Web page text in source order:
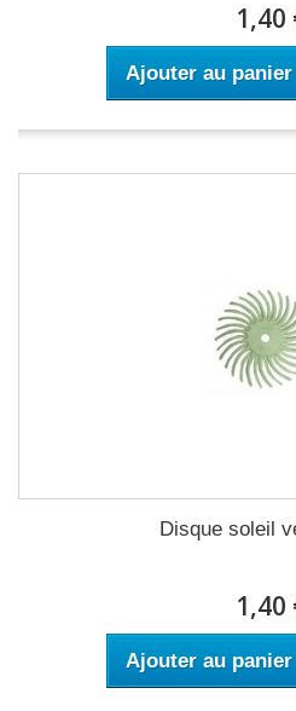
1,40
Ajouter au panier
Disque soleil
1,40
Ajouter au panier